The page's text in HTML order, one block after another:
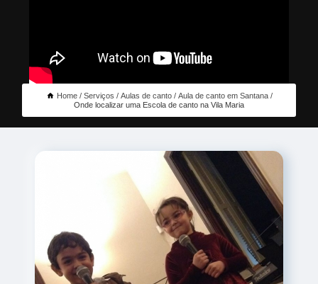
Home Serviços Aulas de canto
Aula de canto em Santana
Onde localizar uma Escola de canto na Vila Maria